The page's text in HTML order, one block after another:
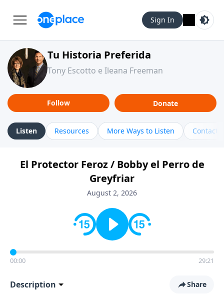
Sign In
Tu Historia Preferida
Tony Escotto e Ileana Freeman
Follow Donate
Listen Resources More Ways to Listen Contact
El Protector Feroz / Bobby el Perro de
Greyfriar
August 2, 2026
00:00 29:21
Description Share